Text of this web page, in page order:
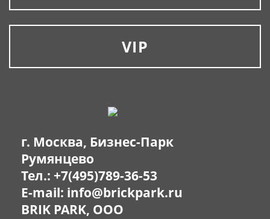
VIP
г. Москва, Бизнес-Парк
Румянцево
Тел.: +7(495)789-36-53
E-mail: info@brickpark.ru
BRIK PARK, OOO